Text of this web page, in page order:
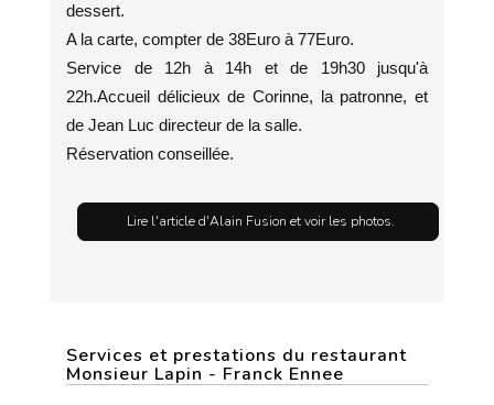
dessert.
A la carte, compter de 38Euro à 77Euro.
Service de 12h à 14h et de 19h30 jusqu'à
22h.Accueil délicieux de Corinne, la patronne, et
de Jean Luc directeur de la salle.
Réservation conseillée.
Lire l'article d'Alain Fusion et voir les photos.
Services et prestations du restaurant
Monsieur Lapin - Franck Ennee